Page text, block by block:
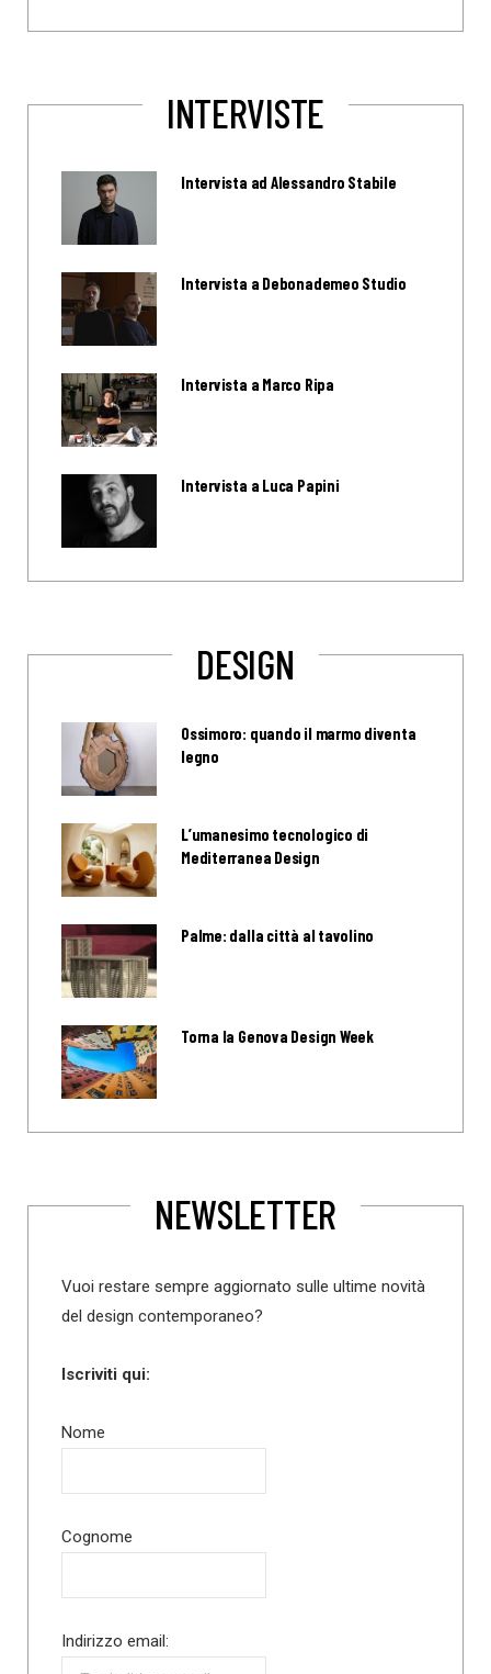
INTERVISTE
Intervista ad Alessandro Stabile
Intervista a Debonademeo Studio
Intervista a Marco Ripa
Intervista a Luca Papini
DESIGN
Ossimoro: quando il marmo diventa
legno
L’umanesimo tecnologico di
Mediterranea Design
Palme: dalla città al tavolino
Torna la Genova Design Week
NEWSLETTER
Vuoi restare sempre aggiornato sulle ultime novità
del design contemporaneo?
Iscriviti qui:
Nome
Cognome
Indirizzo email: